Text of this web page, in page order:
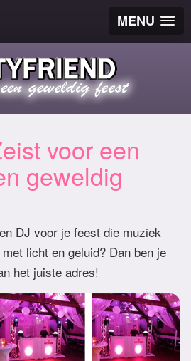
MENU
voor een
geweldig
DJ voor je feest die muziek
licht en geluid? Dan ben je
het juiste adres!